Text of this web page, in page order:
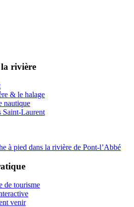
rivière
& le halage
nautique
Saint-Laurent
à pied dans la rivière de Pont-l’Abbé
de tourisme
venir